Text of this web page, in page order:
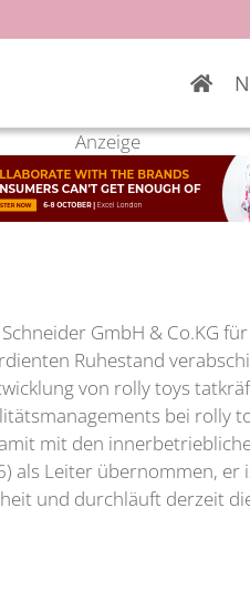
Anzeige
GmbH & Co.KG
Ruhestand
von rolly toys
bei rolly
mit den
Leiter übernommen, er
und durchläuft derzeit